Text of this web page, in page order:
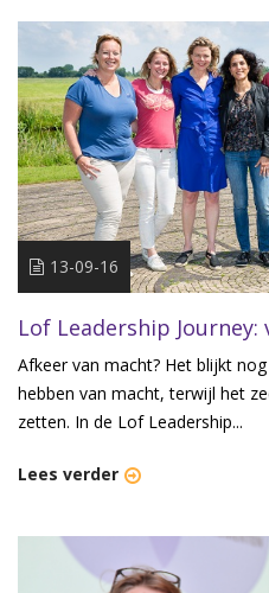
13-09-16
Lof Leadership
Afkeer van macht? Het blijkt
hebben van macht, terwijl het
zetten. In de Lof Leadership...
Lees verder